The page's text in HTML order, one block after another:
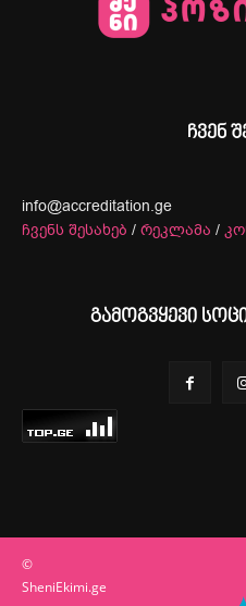
ჩვენ
info@accreditation.ge
ჩვენს შესახებ / რეკლამა /
გამოგვყევი
©
SheniEkimi.ge